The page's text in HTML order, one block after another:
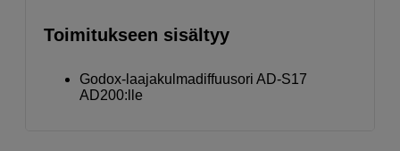
Toimitukseen sisältyy
Godox-laajakulmadiffuusori AD-S17
AD200:lle